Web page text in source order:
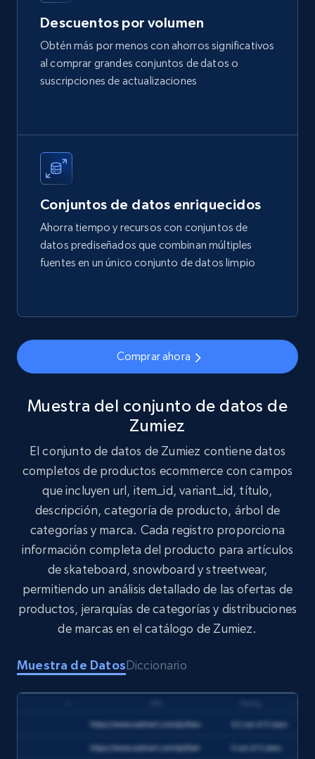
323+
price, Final price, Final price high, Currency, and
more.
254+
price, Currency, Sold, and more.
181+
Target
URL, Product id, Title, Product description,
Rating, Reviews count, Initial price, Discount,
and more.
eCommerce
1.3K+ 175+ Buy Now
Amazon Walmart
URL, Title amazon, Seller name amazon, Brand
amazon, Currency amazon, Availability amazon,
Descuentos por volumen
Obtén más por menos con ahorros significativos
al comprar grandes conjuntos de datos o
suscripciones de actualizaciones
Conjuntos de datos enriquecidos
Ahorra tiempo y recursos con conjuntos de
datos prediseñados que combinan múltiples
fuentes en un único conjunto de datos limpio
Comprar ahora
Muestra del conjunto de datos de
Zumiez
El conjunto de datos de Zumiez contiene datos
completos de productos ecommerce con campos
que incluyen url, item_id, variant_id, título,
descripción, categoría de producto, árbol de
categorías y marca. Cada registro proporciona
información completa del producto para artículos
de skateboard, snowboard y streetwear,
permitiendo un análisis detallado de las ofertas de
productos, jerarquías de categorías y distribuciones
de marcas en el catálogo de Zumiez.
Muestra de DatosDiccionario